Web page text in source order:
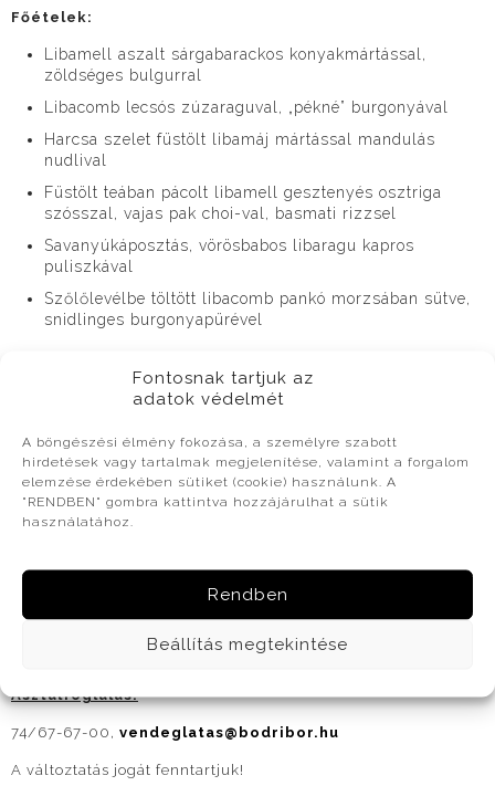
Fontosnak tartjuk az
adatok védelmét
A böngészési élmény fokozása, a személyre szabott
hirdetések vagy tartalmak megjelenítése, valamint a forgalom
elemzése érdekében sütiket (cookie) használunk. A
"RENDBEN" gombra kattintva hozzájárulhat a sütik
használatához.
Rendben
Beállítás megtekintése
Főételek:
Libamell aszalt sárgabarackos konyakmártással,
zöldséges bulgurral
Libacomb lecsós zúzaraguval, „pékné” burgonyával
Harcsa szelet füstölt libamáj mártással mandulás
nudlival
Füstölt teában pácolt libamell gesztenyés osztriga
szósszal, vajas pak choi-val, basmati rizzsel
Savanyúkáposztás, vörösbabos libaragu kapros
puliszkával
Szőlőlevélbe töltött libacomb pankó morzsában sütve,
snidlinges burgonyapürével
Feketeszedres csokitorta szezám ropogóssal
Belépő: 18 500 Forint/fő
korlátlan fogyasztását a rendezvény alatt
(Megrendelő köteles a belépőjegyet előre megvásárolni)
Asztalfoglalás:
74/67-67-00, vendeglatas@bodribor.hu
A változtatás jogát fenntartjuk!